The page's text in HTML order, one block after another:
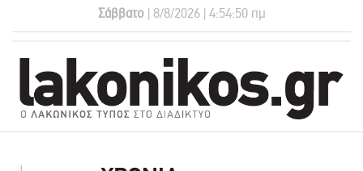
Σάββατο| 8/8/2026 | 4:54:51 πμ